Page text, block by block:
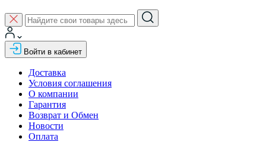
Войти в кабинет
Доставка
Условия соглашения
О компании
Гарантия
Возврат и Обмен
Новости
Оплата